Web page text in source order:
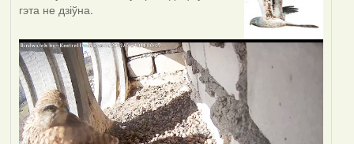
гэта не дзіўна.